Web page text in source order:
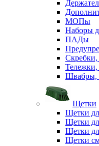
МОПы
Наборы
ПАДы
Скребки,
Тележки,
Швабры,
Щетки
Щетки
Щетки
Щетки
Щетки